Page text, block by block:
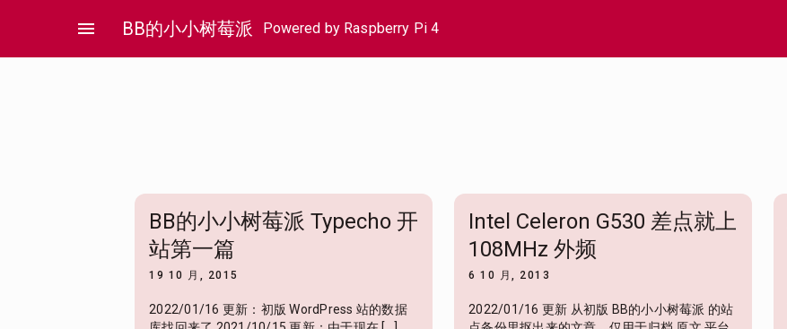
menu BB的小小树莓派 Powered by Raspberry Pi 4
BB的小小树莓派 Typecho 开
站第一篇
19 10 月, 2015
2022/01/16 更新：初版 WordPress 站的数据
Intel Celeron G530 差点就上
108MHz 外频
6 10 月, 2013
2022/01/16 更新 从初版 BB的小小树莓派 的站